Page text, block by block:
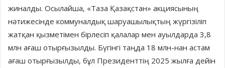
жиналды. Осылайша, «Таза Қазақстан» акциясының
нәтижесінде коммуналдық шаруашылықтың жүргізіліп
жатқан қызметімен бірлесіп қалалар мен ауылдарда 3,8
млн ағаш отырғызылды. Бүгінгі таңда 18 млн-нан астам
ағаш отырғызылды, бұл Президенттің 2025 жылға дейін